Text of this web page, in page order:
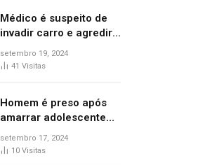
Médico é suspeito de
invadir carro e agredir
delegado aposentado
durante confusão no
setembro 19, 2024
41 Visitas
Homem é preso após
amarrar adolescente
suspeito de furto em
estaca de cerca e
setembro 17, 2024
10 Visitas